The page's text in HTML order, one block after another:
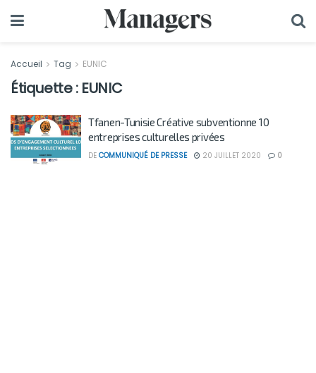
Accueil Tag EUNIC
Étiquette : EUNIC
Tfanen-Tunisie Créative subventionne 10
entreprises culturelles privées
DE COMMUNIQUÉ DE PRESSE 20 JUILLET 2020 0